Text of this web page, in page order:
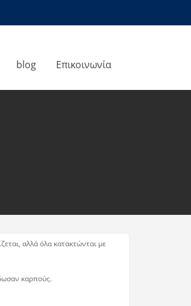
blog Επικοινωνία
αλλά όλα κατακτώνται με
καρπούς.